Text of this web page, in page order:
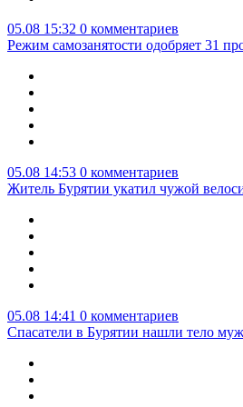
05.08 15:32 0 комментариев
Режим самозанятости одобряет 31
05.08 14:53 0 комментариев
Житель Бурятии укатил чужой
05.08 14:41 0 комментариев
Спасатели в Бурятии нашли тело